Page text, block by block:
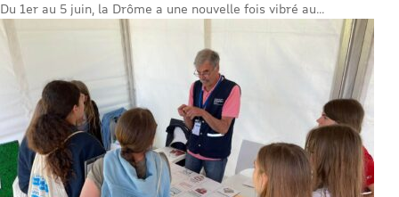
Du 1er au 5 juin, la Drôme a une nouvelle fois vibré au...